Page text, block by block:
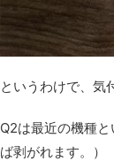
というわけで、気
Q2は最近の機種
ば剥がれます。）